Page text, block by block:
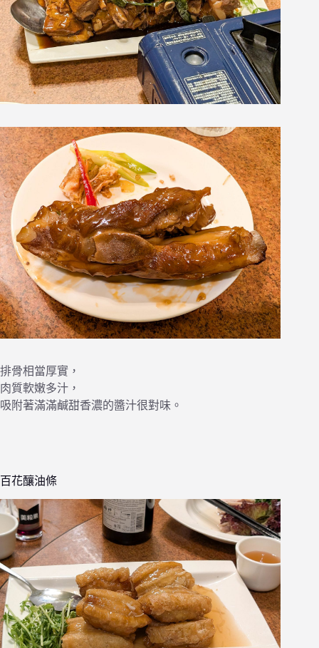
排骨相當厚實，
肉質軟嫩多汁，
吸附著滿滿鹹甜香濃的醬汁很對味。
百花釀油條